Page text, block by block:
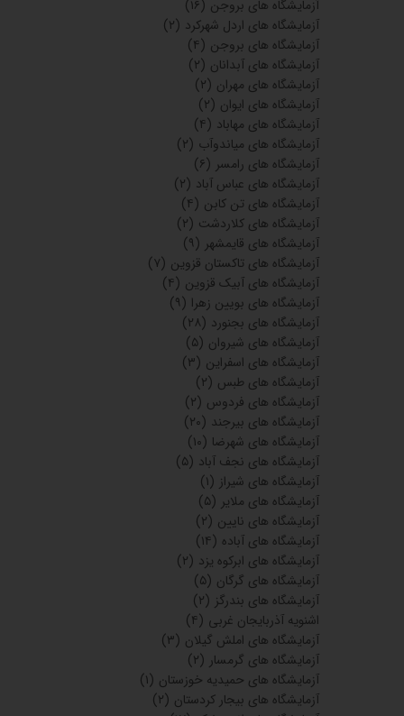
آزمایشگاه های اردبیل
آزمایشگاه های سنندج
(۴۵)
آزمایشگاه‌های دی (۱)
آزمایشگاه‌های پیوند (۱)
آزمایشگاه های رفسنجان
آزمایشگاه های مراغه (۱۸)
آزمایشگاه های صفادشت (۱)
آزمایشگاه های گرگان (۳۳)
آزمایشگاه های جیرفت (۱)
آزمایشگاه های داراب
آزمایشگاه های بندر انزلی (۱۹)
آزمایشگاه های لامرد
آزمایشگاه های ماکو
(۶)
آزمایشگاه های بانه
آزمایشگاه های بناب
آزمایشگاه های بهشهر (۱)
آزمایشگاه های فسا (۱۳)
آزمایشگاه های تابیاد (۲)
آزمایشگاه های گناباد (۳)
آزمایشگاه های خمینی شهر
آزمایشگاه های زرین دشت
آزمایشگاه های سقز
آزمایشگاه
سونوگرافی
(۳)
سونوگرافی‌های اهواز (۱)
مراکز تصویربرداری
(۱۵)
آزمایشگاه های چالوس (۱۵)
آزمایشگاه های بهبهان
سونوگرافی های تهران (۵)
سونوگرافی های کرج (۳)
سونوگرافی های اصفهان (۲)
سونوگرافی های شیراز
مراکز تصویربرداری تهران (۱۵)
مراکز تصویربرداری کرج (۵)
مراکز تصویربرداری شیراز
(۲)
مراکز تصویربرداری اصفهان
(۲)